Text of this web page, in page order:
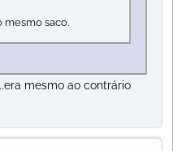
mesmo saco.
mesmo ao contrário